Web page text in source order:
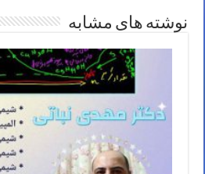
نوشته های مشابه